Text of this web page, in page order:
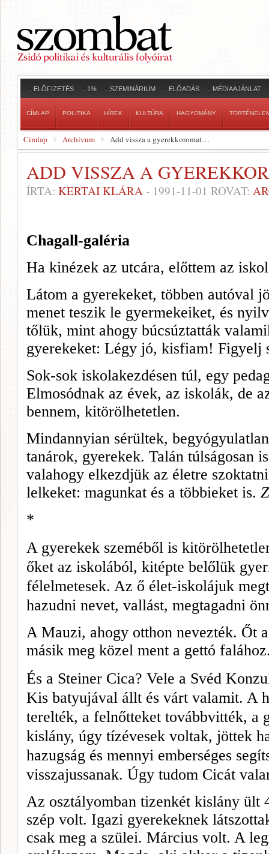
ELŐFIZETÉS 1% SZEMINÁRIUM ELŐADÁS MÉDIAAJÁNLAT
CÍMLAP POLITIKA HÍREK KULTÚRA HAGYOMÁNY
Címlap Archívum Add vissza a gyerekkoromat…
ADD VISSZA A
ÍRTA: KERTAI KLÁRA - 1991-11-01 ROVAT:
Chagall-galéria
Ha kinézek az utcára, előttem az
Látom a gyerekeket, többen autóval
menet teszik le gyermekeiket, és
tőlük, mint ahogy búcsúztatták
gyerekeket: Légy jó, kisfiam! Figyelj
Sok-sok iskolakezdésen túl, egy
Elmosódnak az évek, az iskolák, de
bennem, kitörölhetetlen.
Mindannyian sérültek,
tanárok, gyerekek. Talán túlságosan
valahogy elkezdjük az életre
lelkeket: magunkat és a többieket is.
*
A gyerekek szeméből is
őket az iskolából, kitépte belőlük
félelmetesek. Az ő élet-iskolájuk
hazudni nevet, vallást, megtagadni
A Mauzi, ahogy otthon nevezték. Őt
másik meg közel ment a gettó
És a Steiner Cica? Vele a Svéd
Kis batyujával állt és várt valamit. A
terelték, a felnőtteket továbbvitték, a
kislány, úgy tízévesek voltak, jöttek
hazugság és mennyi emberséges
visszajussanak. Úgy tudom Cicát
Az osztályomban tizenkét kislány ült
szép volt. Igazi gyerekeknek
csak meg a szülei. Március volt. A